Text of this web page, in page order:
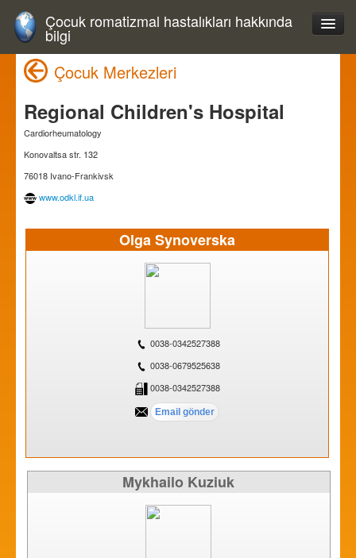
Çocuk romatizmal hastalıkları hakkında
bilgi
Çocuk Merkezleri
Regional Children's Hospital
Cardiorheumatology
Konovaltsa str. 132
76018 Ivano-Frankivsk
www.odkl.if.ua
Olga Synoverska
0038-0342527388
0038-0679525638
0038-0342527388
Mykhailo Kuziuk